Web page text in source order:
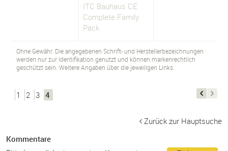
ITC Bauhaus CE
Complete Family
Pack
Ohne Gewähr. Die angegebenen Schrift- und Herstellerbezeichnungen
werden nur zur Identifikation genutzt und können markenrechtlich
geschützt sein. Weitere Angaben über die jeweiligen Links.
1 2 3 4
Zurück zur Hauptsuche
Kommentare